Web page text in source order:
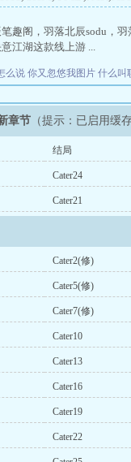
趣阁，羽落北辰sodu，
江湖这款线上游 ...
么说 你又忽悠我图片 什么叫
章节 （提示：已启用缓
结局
Cater24
Cater21
Cater2(修)
Cater5(修)
Cater7(修)
Cater10
Cater13
Cater16
Cater19
Cater22